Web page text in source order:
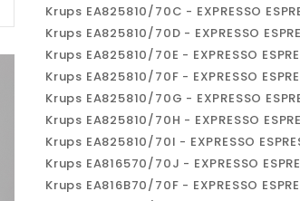
Krups EA825810/70C - EXPRESSO
Krups EA825810/70D - EXPRESSO
Krups EA825810/70E - EXPRESSO
Krups EA825810/70F - EXPRESSO
Krups EA825810/70G - EXPRESSO
Krups EA825810/70H - EXPRESSO
Krups EA825810/70I - EXPRESSO
Krups EA816570/70J - EXPRESSO
Krups EA816B70/70F - EXPRESSO